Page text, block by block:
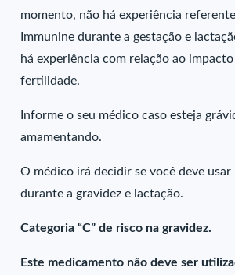
momento, não há experiência
Immunine durante a gestação e
há experiência com relação ao
fertilidade.
Informe o seu médico caso esteja
amamentando.
O médico irá decidir se você deve usar
durante a gravidez e lactação.
Categoria “C” de risco na gravidez.
Este medicamento não deve ser